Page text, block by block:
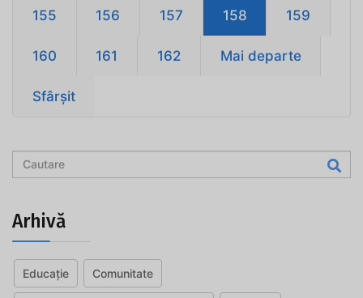
Start
155 156 157 158 159
160 161 162 Mai departe
Sfârșit
Arhivă
Educație Comunitate